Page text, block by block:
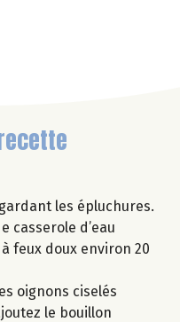
les épluchures.
casserole d’eau
feux doux environ 20
oignons ciselés
le bouillon